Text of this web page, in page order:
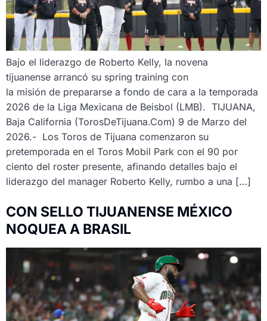
Bajo el liderazgo de Roberto Kelly, la novena
tijuanense arrancó su spring training con
la misión de prepararse a fondo de cara a la temporada
2026 de la Liga Mexicana de Beisbol (LMB). TIJUANA,
Baja California (TorosDeTijuana.Com) 9 de Marzo del
2026.- Los Toros de Tijuana comenzaron su
pretemporada en el Toros Mobil Park con el 90 por
ciento del roster presente, afinando detalles bajo el
liderazgo del manager Roberto Kelly, rumbo a una […]
CON SELLO TIJUANENSE MÉXICO
NOQUEA A BRASIL